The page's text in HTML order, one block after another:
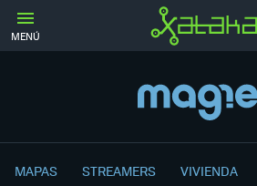
MENÚ
MAPAS STREAMERS VIVIENDA